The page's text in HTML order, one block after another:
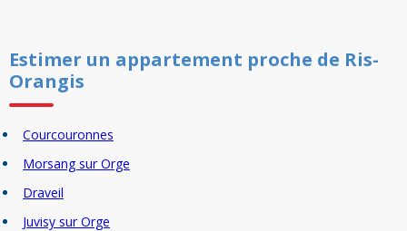
Estimer un appartement proche de Ris-
Orangis
Courcouronnes
Morsang sur Orge
Draveil
Juvisy sur Orge